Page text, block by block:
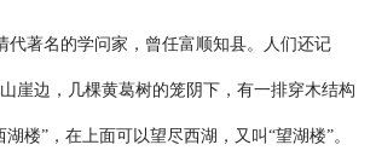
代著名的学问家，曾任富顺知县。人们还记
崖边，几棵黄葛树的笼阴下，有一排穿木结构
楼”，在上面可以望尽西湖，又叫“望湖楼”。